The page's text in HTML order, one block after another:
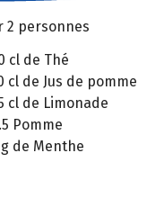
2 personnes
cl de Thé
cl de Jus de pomme
cl de Limonade
Pomme
de Menthe